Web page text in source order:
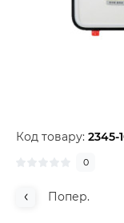
Код товару: 2345-
0
Попер.